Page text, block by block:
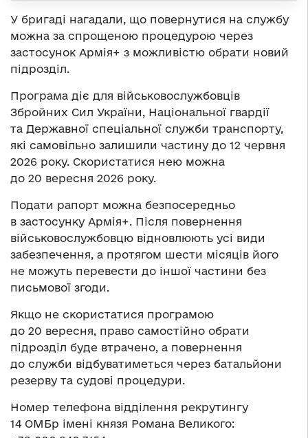
У бригаді нагадали, що повернутися на службу
можна за спрощеною процедурою через
застосунок Армія+ з можливістю обрати новий
підрозділ.
Програма діє для військовослужбовців
Збройних Сил України, Національної гвардії
та Державної спеціальної служби транспорту,
які самовільно залишили частину до 12 червня
2026 року. Скористатися нею можна
до 20 вересня 2026 року.
Подати рапорт можна безпосередньо
в застосунку Армія+. Після повернення
військовослужбовцю відновлюють усі види
забезпечення, а протягом шести місяців його
не можуть перевести до іншої частини без
письмової згоди.
Якщо не скористатися програмою
до 20 вересня, право самостійно обрати
підрозділ буде втрачено, а повернення
до служби відбуватиметься через батальйони
резерву та судові процедури.
Номер телефона відділення рекрутингу
14 ОМБр імені князя Романа Великого: